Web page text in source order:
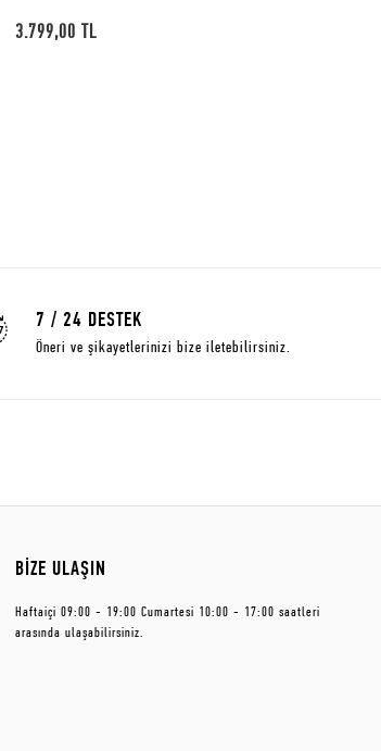
3.799,00 TL
7 / 24 DESTEK
Öneri ve şikayetlerinizi bize iletebilirsiniz.
BİZE ULAŞIN
Haftaiçi 09:00 - 19:00 Cumartesi 10:00 - 17:00 saatleri
arasında ulaşabilirsiniz.